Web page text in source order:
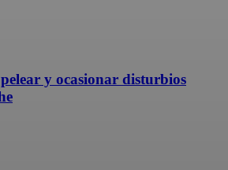
y ocasionar disturbios